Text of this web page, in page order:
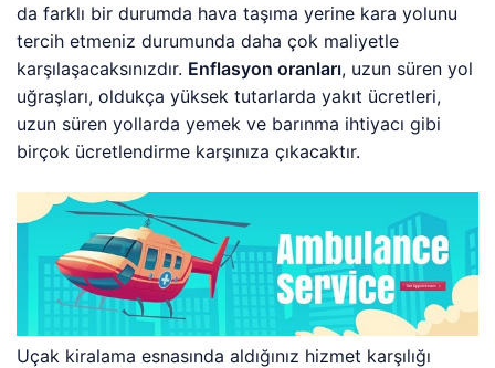
da farklı bir durumda hava taşıma yerine kara yolunu
tercih etmeniz durumunda daha çok maliyetle
karşılaşacaksınızdır. Enflasyon oranları, uzun süren yol
uğraşları, oldukça yüksek tutarlarda yakıt ücretleri,
uzun süren yollarda yemek ve barınma ihtiyacı gibi
birçok ücretlendirme karşınıza çıkacaktır.
Uçak kiralama esnasında aldığınız hizmet karşılığı